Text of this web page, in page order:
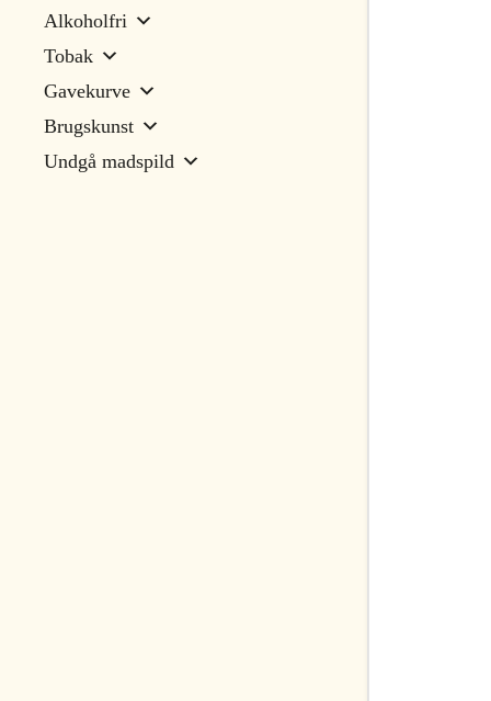
Alkoholfri
Tobak
Gavekurve
Brugskunst
Undgå madspild